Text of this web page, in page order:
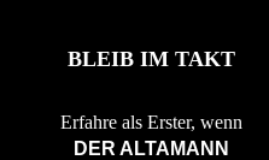
BLEIB IM TAKT
Erfahre als Erster, wenn
DER ALTAMANN